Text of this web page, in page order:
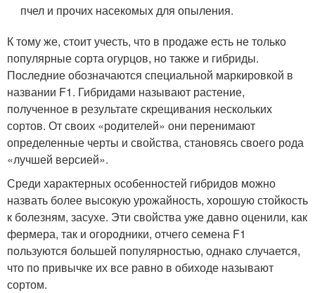
пчел и прочих насекомых для опыления.
К тому же, стоит учесть, что в продаже есть не только
популярные сорта огурцов, но также и гибриды.
Последние обозначаются специальной маркировкой в
названии F1. Гибридами называют растение,
полученное в результате скрещивания нескольких
сортов. От своих «родителей» они перенимают
определенные черты и свойства, становясь своего рода
«лучшей версией».
Среди характерных особенностей гибридов можно
назвать более высокую урожайность, хорошую стойкость
к болезням, засухе. Эти свойства уже давно оценили, как
фермера, так и огородники, отчего семена F1
пользуются большей популярностью, однако случается,
что по привычке их все равно в обиходе называют
сортом.